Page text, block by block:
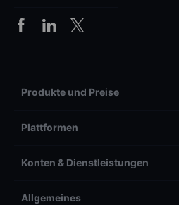
Produkte und Preise
Plattformen
Konten & Dienstleistungen
Allgemeines